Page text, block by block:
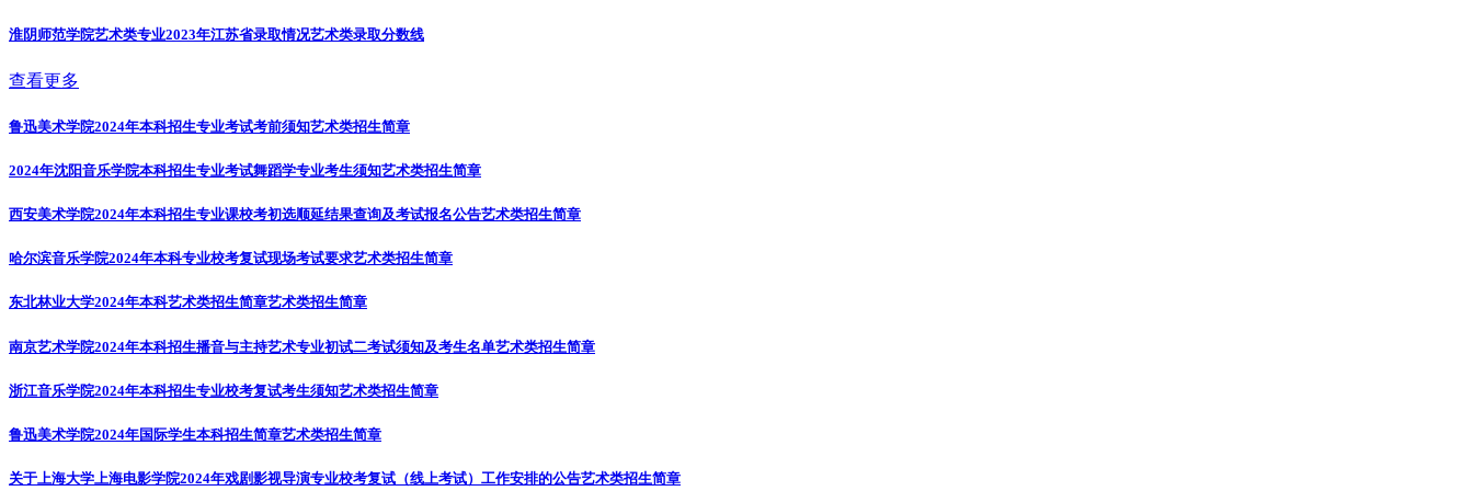
淮阴师范学院艺术类专业2023年江苏省录取情况艺术类录取分数线
查看更多
鲁迅美术学院2024年本科招生专业考试考前须知艺术类招生简章
2024年沈阳音乐学院本科招生专业考试舞蹈学专业考生须知艺术类招生简章
西安美术学院2024年本科招生专业课校考初选顺延结果查询及考试报名公告艺术类招生简章
哈尔滨音乐学院2024年本科专业校考复试现场考试要求艺术类招生简章
东北林业大学2024年本科艺术类招生简章艺术类招生简章
南京艺术学院2024年本科招生播音与主持艺术专业初试二考试须知及考生名单艺术类招生简章
浙江音乐学院2024年本科招生专业校考复试考生须知艺术类招生简章
鲁迅美术学院2024年国际学生本科招生简章艺术类招生简章
关于上海大学上海电影学院2024年戏剧影视导演专业校考复试（线上考试）工作安排的公告艺术类招生简章